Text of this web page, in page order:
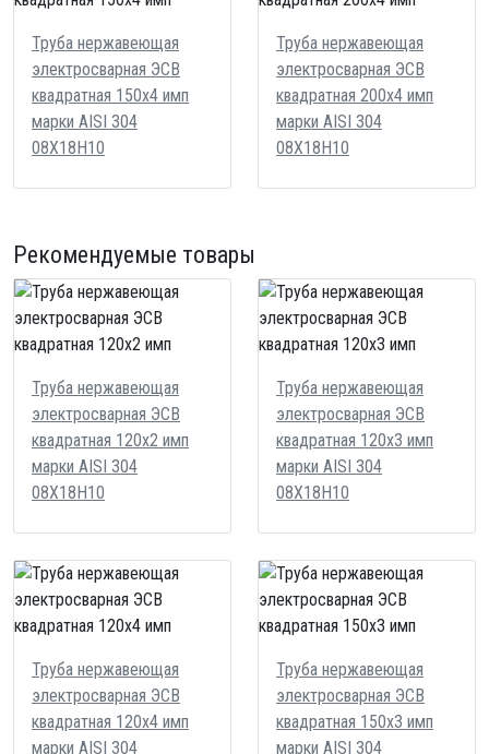
Труба нержавеющая
электросварная ЭСВ
квадратная 150х4 имп
марки AISI 304
08Х18Н10
Труба нержавеющая
электросварная ЭСВ
квадратная 200х4 имп
марки AISI 304
08Х18Н10
Рекомендуемые товары
Труба нержавеющая
электросварная ЭСВ
квадратная 120х2 имп
марки AISI 304
08Х18Н10
Труба нержавеющая
электросварная ЭСВ
квадратная 120х3 имп
марки AISI 304
08Х18Н10
Труба нержавеющая
электросварная ЭСВ
квадратная 120х4 имп
марки AISI 304
Труба нержавеющая
электросварная ЭСВ
квадратная 150х3 имп
марки AISI 304